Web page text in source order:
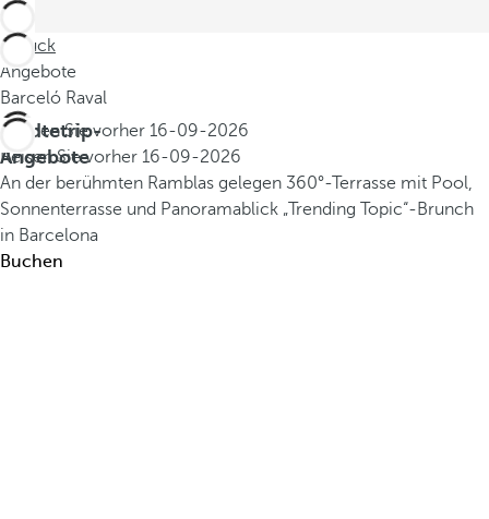
Zurück
Angebote
Barceló Raval
Städtetrip-
Angebote
Buchen Sie vorher 16-09-2026
Reisen Sie vorher 16-09-2026
An der berühmten Ramblas gelegen 360°-Terrasse mit Pool,
Sonnenterrasse und Panoramablick „Trending Topic“-Brunch
in Barcelona
Buchen